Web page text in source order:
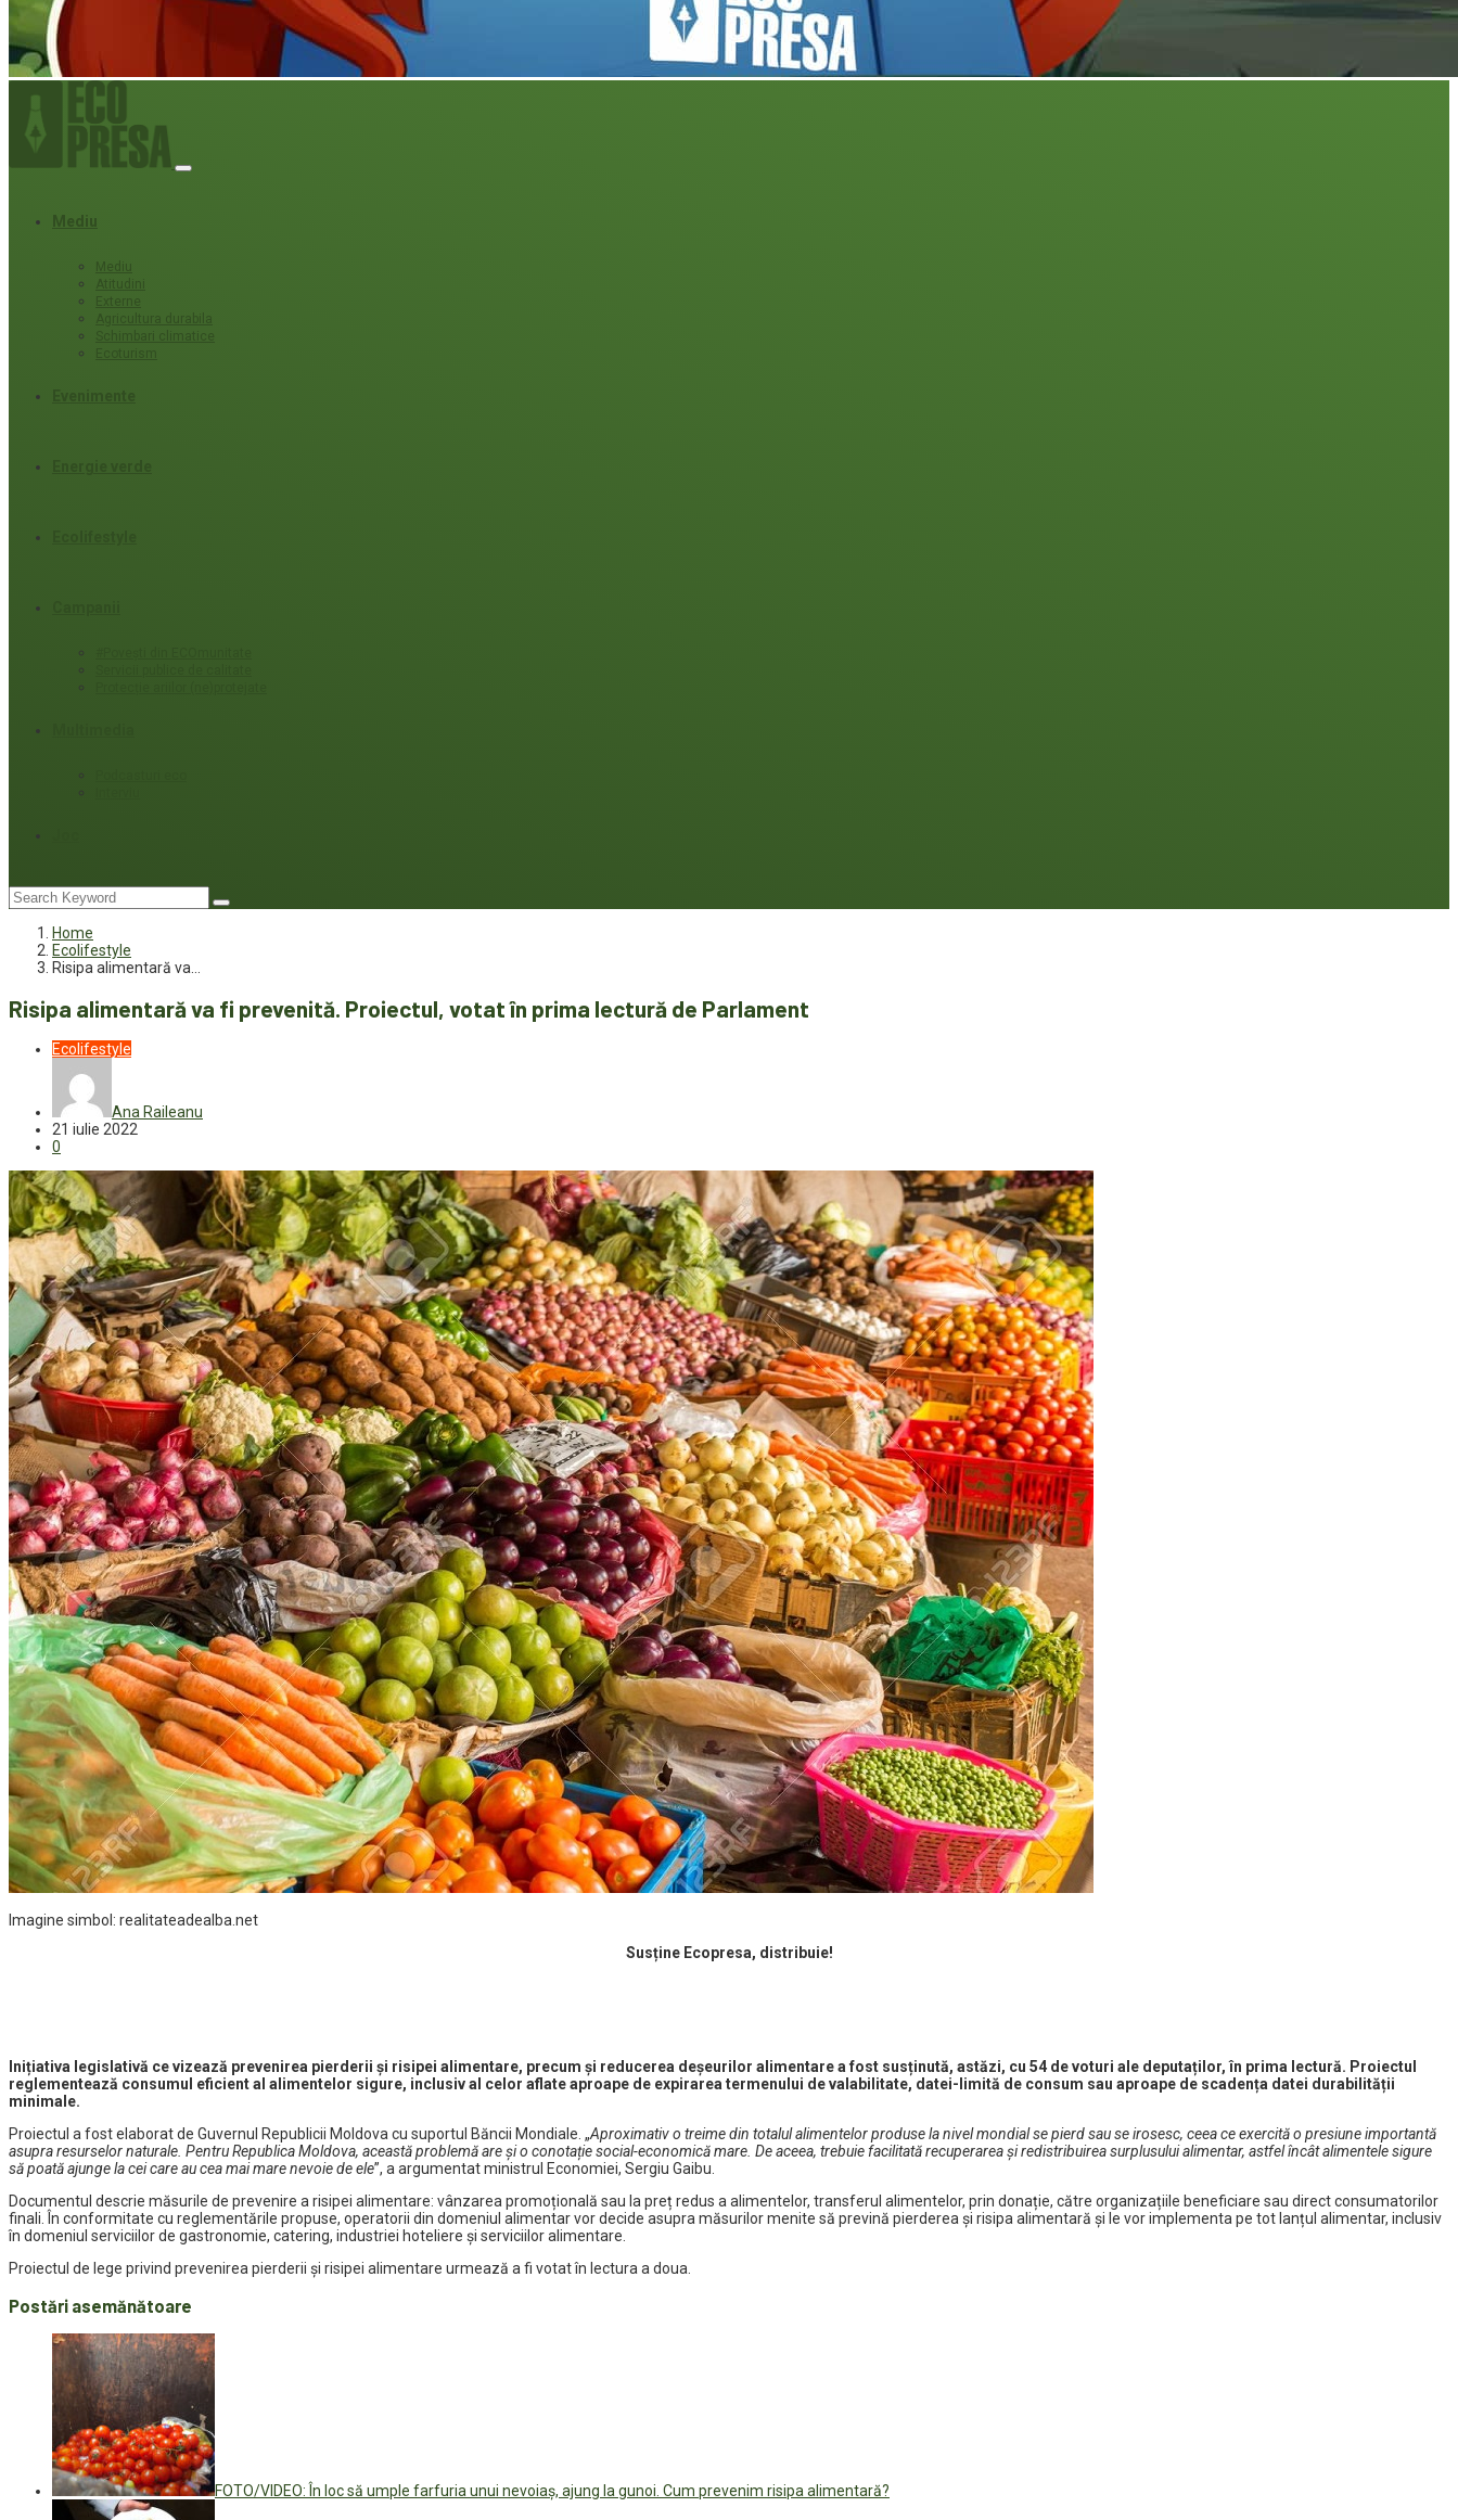
Mediu
Mediu
Atitudini
Externe
Agricultura durabila
Schimbari climatice
Ecoturism
Home
Ecolifestyle
Risipa alimentară va…
Risipa alimentară va fi prevenită. Proiectul, votat în prima lectură de Parlament
Ecolifestyle
Ana Raileanu
21 iulie 2022
0
Imagine simbol: realitateadealba.net
Susține Ecopresa, distribuie!
Inițiativa legislativă ce vizează prevenirea pierderii și risipei alimentare, precum și reducerea deșeurilor alimentare a fost susținută, astăzi, cu 54 de voturi ale deputaților, în prima lectură. Proiectul
reglementează consumul eficient al alimentelor sigure, inclusiv al celor aflate aproape de expirarea termenului de valabilitate, datei-limită de consum sau aproape de scadența datei durabilității
minimale.
Proiectul a fost elaborat de Guvernul Republicii Moldova cu suportul Băncii Mondiale. „Aproximativ o treime din totalul alimentelor produse la nivel mondial se pierd sau se irosesc, ceea ce exercită o presiune importantă
asupra resurselor naturale. Pentru Republica Moldova, această problemă are și o conotație social-economică mare. De aceea, trebuie facilitată recuperarea și redistribuirea surplusului alimentar, astfel încât alimentele sigure
să poată ajunge la cei care au cea mai mare nevoie de ele”, a argumentat ministrul Economiei, Sergiu Gaibu.
Documentul descrie măsurile de prevenire a risipei alimentare: vânzarea promoțională sau la preț redus a alimentelor, transferul alimentelor, prin donație, către organizațiile beneficiare sau direct consumatorilor
finali. În conformitate cu reglementările propuse, operatorii din domeniul alimentar vor decide asupra măsurilor menite să prevină pierderea și risipa alimentară și le vor implementa pe tot lanțul alimentar, inclusiv
în domeniul serviciilor de gastronomie, catering, industriei hoteliere și serviciilor alimentare.
Proiectul de lege privind prevenirea pierderii și risipei alimentare urmează a fi votat în lectura a doua.
Postări asemănătoare
FOTO/VIDEO: În loc să umple farfuria unui nevoiaș, ajung la gunoi. Cum prevenim risipa alimentară?